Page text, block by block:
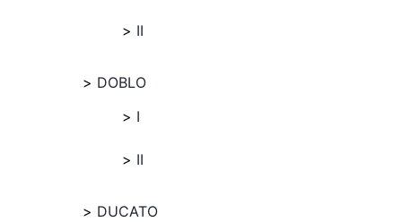
II
DOBLO
I
II
DUCATO